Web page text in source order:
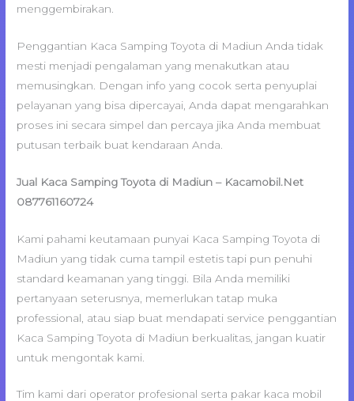
menggembirakan.
Penggantian Kaca Samping Toyota di Madiun Anda tidak
mesti menjadi pengalaman yang menakutkan atau
memusingkan. Dengan info yang cocok serta penyuplai
pelayanan yang bisa dipercayai, Anda dapat mengarahkan
proses ini secara simpel dan percaya jika Anda membuat
putusan terbaik buat kendaraan Anda.
Jual Kaca Samping Toyota di Madiun – Kacamobil.Net
087761160724
Kami pahami keutamaan punyai Kaca Samping Toyota di
Madiun yang tidak cuma tampil estetis tapi pun penuhi
standard keamanan yang tinggi. Bila Anda memiliki
pertanyaan seterusnya, memerlukan tatap muka
professional, atau siap buat mendapati service penggantian
Kaca Samping Toyota di Madiun berkualitas, jangan kuatir
untuk mengontak kami.
Tim kami dari operator profesional serta pakar kaca mobil